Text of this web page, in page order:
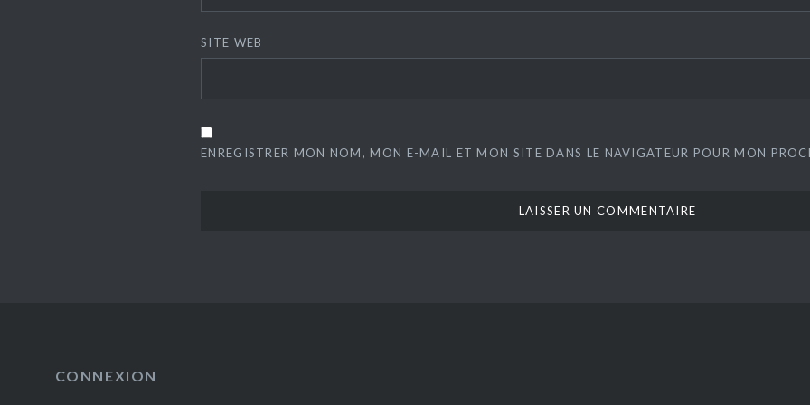
SITE WEB
ENREGISTRER MON NOM, MON E-MAIL ET MON SITE DANS LE NAVIGATEUR POUR MON
CONNEXION